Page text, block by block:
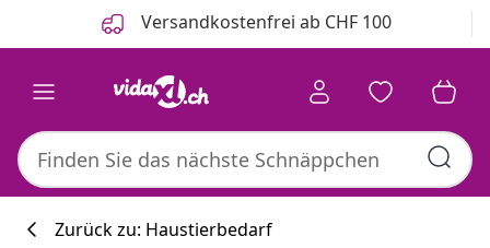
Versandkostenfrei ab CHF 100
Zurück zu: Haustierbedarf